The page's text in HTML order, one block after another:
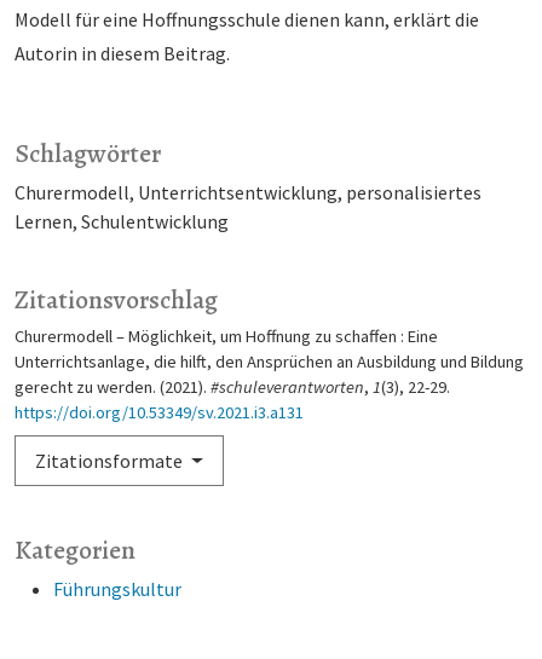
Schlagwörter
Churermodell Unterrichtsentwicklung personalisiertes
Lernen Schulentwicklung
Kategorien
Führungskultur
Zitationsvorschlag
Churermodell – Möglichkeit, um Hoffnung zu schaffen : Eine
Unterrichtsanlage, die hilft, den Ansprüchen an Ausbildung und Bildung
gerecht zu werden. (2021). #schuleverantworten, 1(3), 22-29.
https://doi.org/10.53349/sv.2021.i3.a131
Zitationsformate
Modell für eine Hoffnungsschule dienen kann, erklärt die
Autorin in diesem Beitrag.